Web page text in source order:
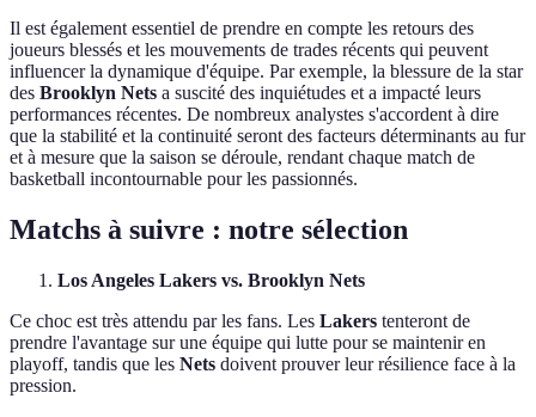
Il est également essentiel de prendre en compte les retours des
joueurs blessés et les mouvements de trades récents qui peuvent
influencer la dynamique d'équipe. Par exemple, la blessure de la star
des Brooklyn Nets a suscité des inquiétudes et a impacté leurs
performances récentes. De nombreux analystes s'accordent à dire
que la stabilité et la continuité seront des facteurs déterminants au fur
et à mesure que la saison se déroule, rendant chaque match de
basketball incontournable pour les passionnés.
Matchs à suivre : notre sélection
Los Angeles Lakers vs. Brooklyn Nets
Ce choc est très attendu par les fans. Les Lakers tenteront de
prendre l'avantage sur une équipe qui lutte pour se maintenir en
playoff, tandis que les Nets doivent prouver leur résilience face à la
pression.